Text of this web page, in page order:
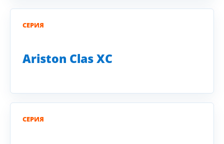
СЕРИЯ
Ariston Clas XC
СЕРИЯ